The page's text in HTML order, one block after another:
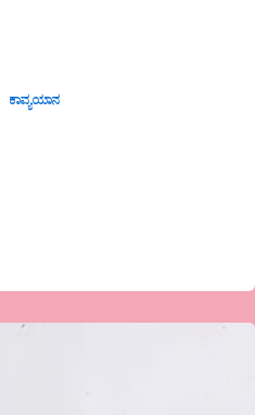
ಕಾವ್ಯಯಾನ